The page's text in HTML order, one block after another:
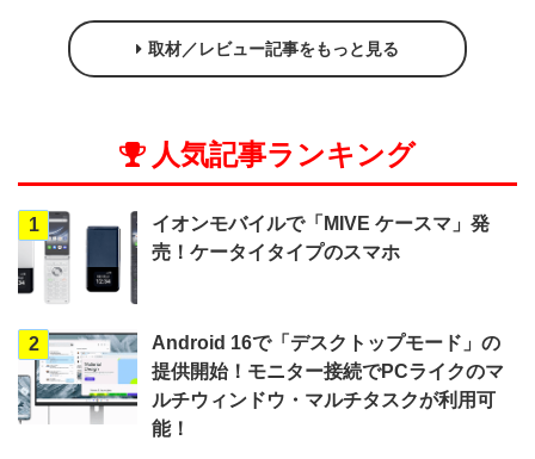
取材／レビュー記事をもっと見る
人気記事ランキング
1
イオンモバイルで「MIVE ケースマ」発
売！ケータイタイプのスマホ
2
Android 16で「デスクトップモード」の
提供開始！モニター接続でPCライクのマ
ルチウィンドウ・マルチタスクが利用可
能！